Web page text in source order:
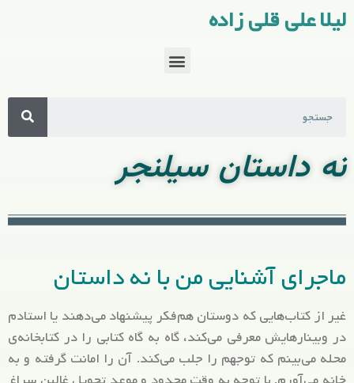
لیلا علی قلی زاده
نه داستان سیلنجر
ماجرای آشنایی من با نه داستان
غیر از کتاب‌هایی که دوستان هم‌فکر پیشنهاد می‌دهند یا استادم
در وبینارهایش معرفی می‌کند، گاه به گاه کتابی را در کتابخانه‌ی
محله می‌بینم که توجهم را جلب می‌کند. آن را امانت گرفته و به